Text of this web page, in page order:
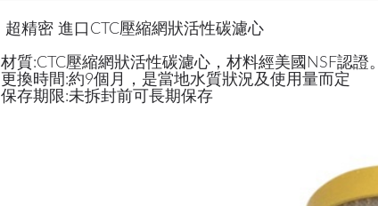
超精密 進口CTC壓縮網狀活性碳濾心
材質:CTC壓縮網狀活性碳濾心，材料經美國NSF認證。
更換時間:約9個月，是當地水質狀況及使用量而定
保存期限:未拆封前可長期保存